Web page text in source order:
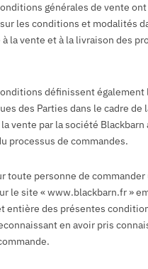
générales de vente
les conditions et modalités
la vente et à la livraison des
définissent également
des Parties dans le cadre de
vente par la société Blackbarn
processus de commandes.
toute personne de
le site « www.blackbarn.fr »
entière des présentes
en avoir pris